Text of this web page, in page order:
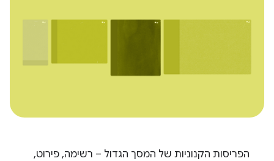
הפריסות הקנוניות של המסך הגדול – רשימה, פירוט,